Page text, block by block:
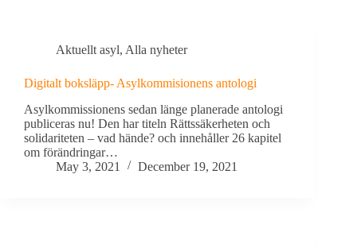
Aktuellt asyl, Alla nyheter
Digitalt boksläpp- Asylkommisionens antologi
Asylkommissionens sedan länge planerade antologi
publiceras nu! Den har titeln Rättssäkerheten och
solidariteten – vad hände? och innehåller 26 kapitel
om förändringar…
May 3, 2021
December 19, 2021